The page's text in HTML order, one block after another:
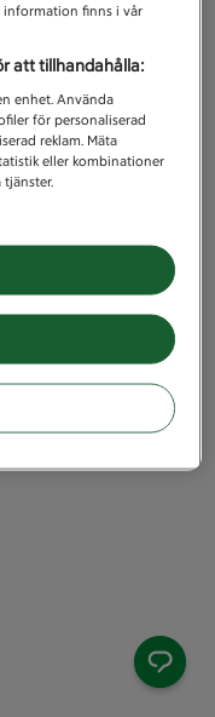
information finns i vår
att tillhandahålla:
enhet. Använda
för personaliserad
reklam. Mäta
eller kombinationer
tjänster.